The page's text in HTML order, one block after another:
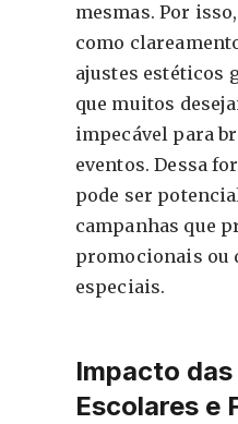
mesmas. Por
como
ajustes estéticos
que muitos
impecável para
eventos. Dessa
pode ser
campanhas que
promocionais ou
especiais.
Impacto das
Escolares e